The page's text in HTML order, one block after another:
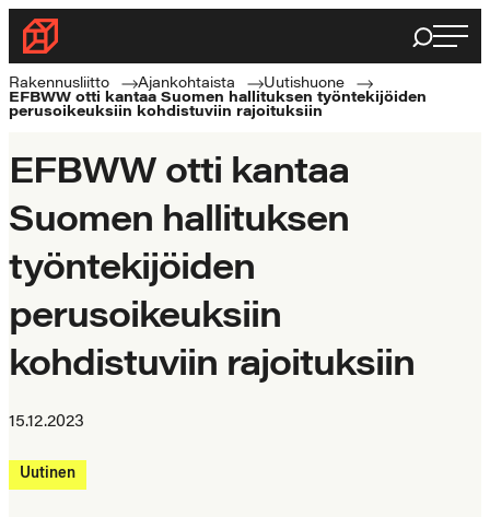
Siirry
suoraan
sisältöön
Rakennusliitto
Rakennusalan
ammattilaisten
Haku
Rakennusliitto Ajankohtaista
Uutishuone
EFBWW otti kantaa Suomen hallituksen työntekijöiden
perusoikeuksiin kohdistuviin rajoituksiin
EFBWW otti kantaa
Suomen hallituksen
työntekijöiden
perusoikeuksiin
kohdistuviin rajoituksiin
15.12.2023
Uutinen